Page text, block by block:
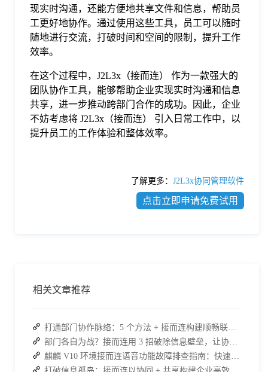
现实时沟通，还能方便地共享文件和信息，帮助员
工更好地协作。通过使用这些工具，员工可以随时
随地进行交流，打破时间和空间的限制，提升工作
效率。
在这个过程中，J2L3x（接而连） 作为一款强大的
团队协作工具，能够帮助企业实现实时沟通和信息
共享，进一步推动跨部门合作的成功。因此，企业
不妨考虑将 J2L3x（接而连） 引入日常工作中，以
提升员工的工作体验和整体效率。
了解更多： J2L3x协同管理软件
点击立即申请免费试用
相关文章推荐